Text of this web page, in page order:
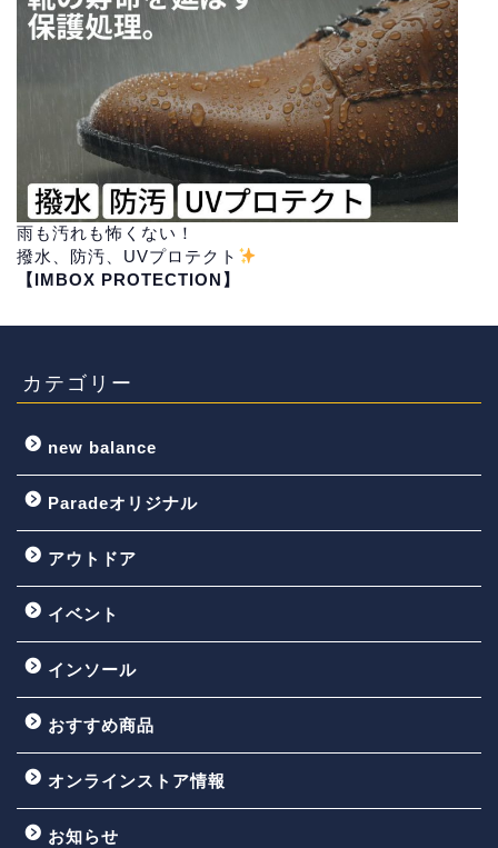
雨も汚れも怖くない！
撥水、防汚、UVプロテクト
【IMBOX PROTECTION】
カテゴリー
new balance
Paradeオリジナル
アウトドア
イベント
インソール
おすすめ商品
オンラインストア情報
お知らせ